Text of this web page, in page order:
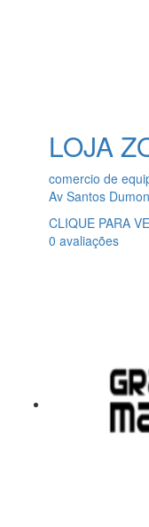
LOJA
comercio de
Av Santos
CLIQUE PARA
0 avaliações